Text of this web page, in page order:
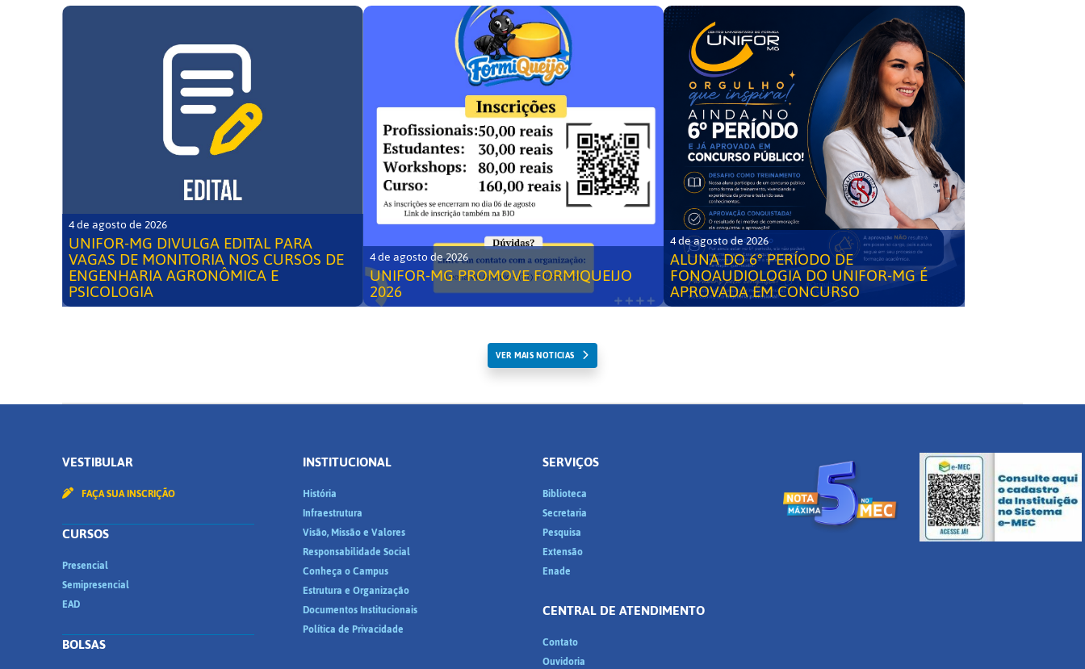
4 de agosto de 2026
UNIFOR-MG DIVULGA EDITAL PARA
VAGAS DE MONITORIA NOS CURSOS DE
ENGENHARIA AGRONÔMICA E
PSICOLOGIA
4 de agosto de 2026
UNIFOR-MG PROMOVE FORMIQUEIJO
2026
4 de agosto de 2026
ALUNA DO 6° PERÍODO DE
FONOAUDIOLOGIA DO UNIFOR-MG É
APROVADA EM CONCURSO
VER MAIS NOTICIAS
VESTIBULAR
FAÇA SUA INSCRIÇÃO
CURSOS
Presencial
Semipresencial
EAD
BOLSAS
INSTITUCIONAL
História
Infraestrutura
Visão, Missão e Valores
Responsabilidade Social
Conheça o Campus
Estrutura e Organização
Documentos Institucionais
Política de Privacidade
SERVIÇOS
Biblioteca
Secretaria
Pesquisa
Extensão
Enade
CENTRAL DE ATENDIMENTO
Contato
Ouvidoria